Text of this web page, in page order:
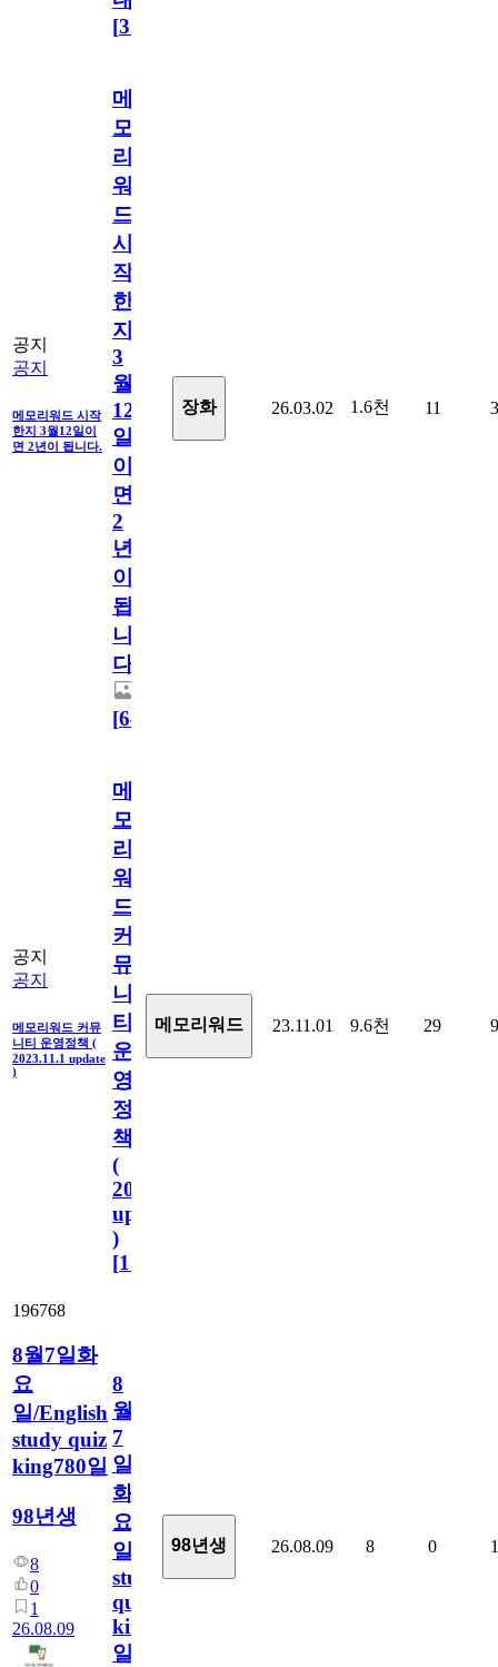
[31
공지
공지
메모리워드 시작
한지 3월12일이
면 2년이 됩니다.
메
모
리
워
드
시
작
한
지
3
월
12
일
이
면
2
년
이
됩
니
다.
[64
장화 26.03.02 1.6천 11 3
공지
공지
메모리워드 커뮤
니티 운영정책 (
2023.11.1 update
)
메
모
리
워
드
커
뮤
니
티
운
영
정
책
(
2023.11.1
update
)
[110
메모리워드 23.11.01 9.6천 29 9
196768
8월7일화
요
일/English
study quiz
king780일
98년생
8
0
1
26.08.09
8
월
7
일
화
요
일/English
study
quiz
king780
일
98년생 26.08.09 8 0 1